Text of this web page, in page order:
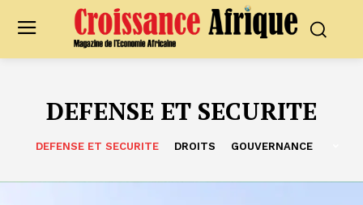
DEFENSE ET SECURITE
DEFENSE ET SECURITE DROITS GOUVERNANCE